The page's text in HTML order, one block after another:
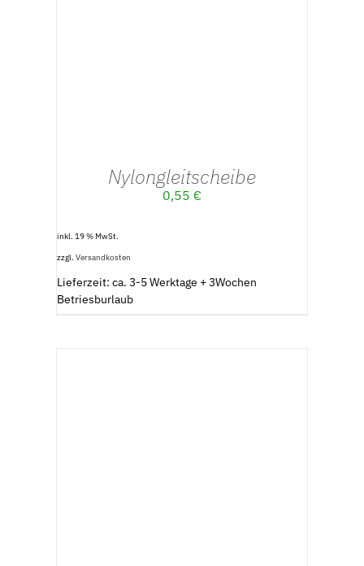
Nylongleitscheibe
0,55 €
inkl. 19 % MwSt.
zzgl. Versandkosten
Lieferzeit: ca. 3-5 Werktage + 3Wochen
Betriesburlaub